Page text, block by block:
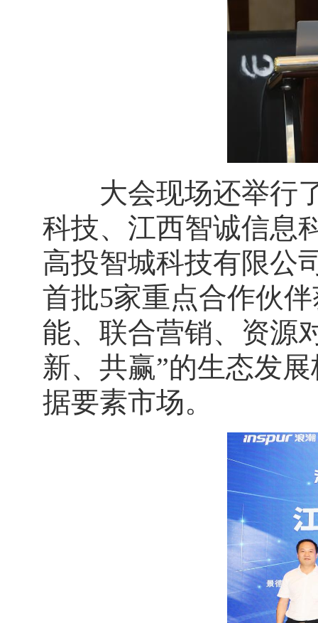
大会现场还举行了
科技、江西智诚信息
高投智城科技有限公
首批5家重点合作伙
能、联合营销、资源
新、共赢”的生态发
据要素市场。